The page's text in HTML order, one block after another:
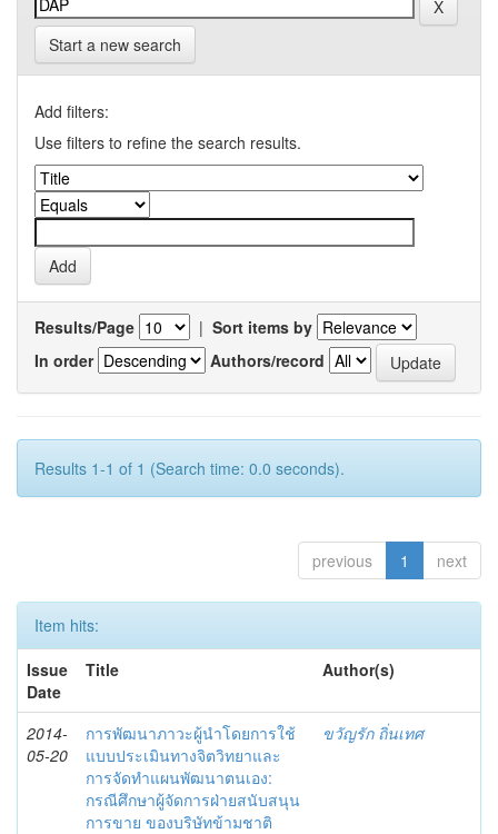
Start a new search
Add filters:
Use filters to refine the search results.
Results/Page | Sort items by
In order
Authors/record
Results 1-1 of 1 (Search time: 0.0 seconds).
previous 1 next
Item hits:
Issue
Date
Title Author(s)
2014-
05-20
การพัฒนาภาวะผู้นำโดยการใช้
แบบประเมินทางจิตวิทยาและ
การจัดทำแผนพัฒนาตนเอง:
กรณีศึกษาผู้จัดการฝ่ายสนับสนุน
การขาย ของบริษัทข้ามชาติ
ขวัญรัก ถิ่นเทศ